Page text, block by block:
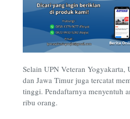
Selain UPN Veteran Yogyakarta,
dan Jawa Timur juga tercatat
tinggi. Pendaftarnya menyentuh
ribu orang.